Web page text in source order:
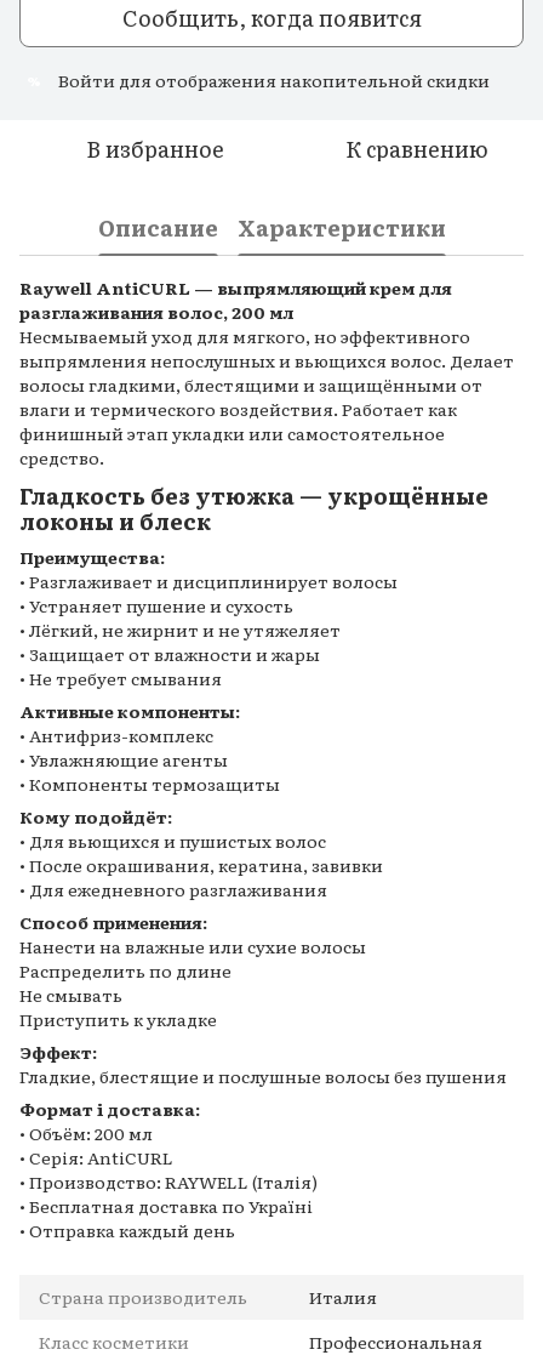
Сообщить, когда появится
Войти для отображения накопительной скидки
В избранное К сравнению
Описание Характеристики
Raywell AntiCURL — выпрямляющий крем для
разглаживания волос, 200 мл
Несмываемый уход для мягкого, но эффективного
выпрямления непослушных и вьющихся волос. Делает
волосы гладкими, блестящими и защищёнными от
влаги и термического воздействия. Работает как
финишный этап укладки или самостоятельное
средство.
Гладкость без утюжка — укрощённые
локоны и блеск
Преимущества:
• Разглаживает и дисциплинирует волосы
• Устраняет пушение и сухость
• Лёгкий, не жирнит и не утяжеляет
• Защищает от влажности и жары
• Не требует смывания
Активные компоненты:
• Антифриз-комплекс
• Увлажняющие агенты
• Компоненты термозащиты
Кому подойдёт:
• Для вьющихся и пушистых волос
• После окрашивания, кератина, завивки
• Для ежедневного разглаживания
Способ применения:
Нанести на влажные или сухие волосы
Распределить по длине
Не смывать
Приступить к укладке
Эффект:
Гладкие, блестящие и послушные волосы без пушения
Формат і доставка:
• Объём: 200 мл
• Серія: AntiCURL
• Производство: RAYWELL (Італія)
• Бесплатная доставка по Україні
• Отправка каждый день
Страна производитель
Италия
Класс косметики
Профессиональная